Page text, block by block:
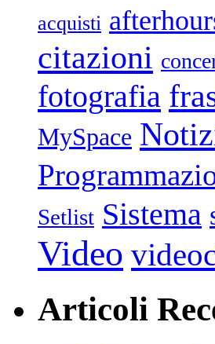
acquisti
citazioni
fotografia
MySpace
Setlist Sistema
Video
Articoli